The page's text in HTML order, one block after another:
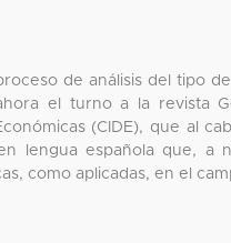
de análisis del tipo
el turno a la revista
(CIDE), que al
lengua española que, a
como aplicadas, en el